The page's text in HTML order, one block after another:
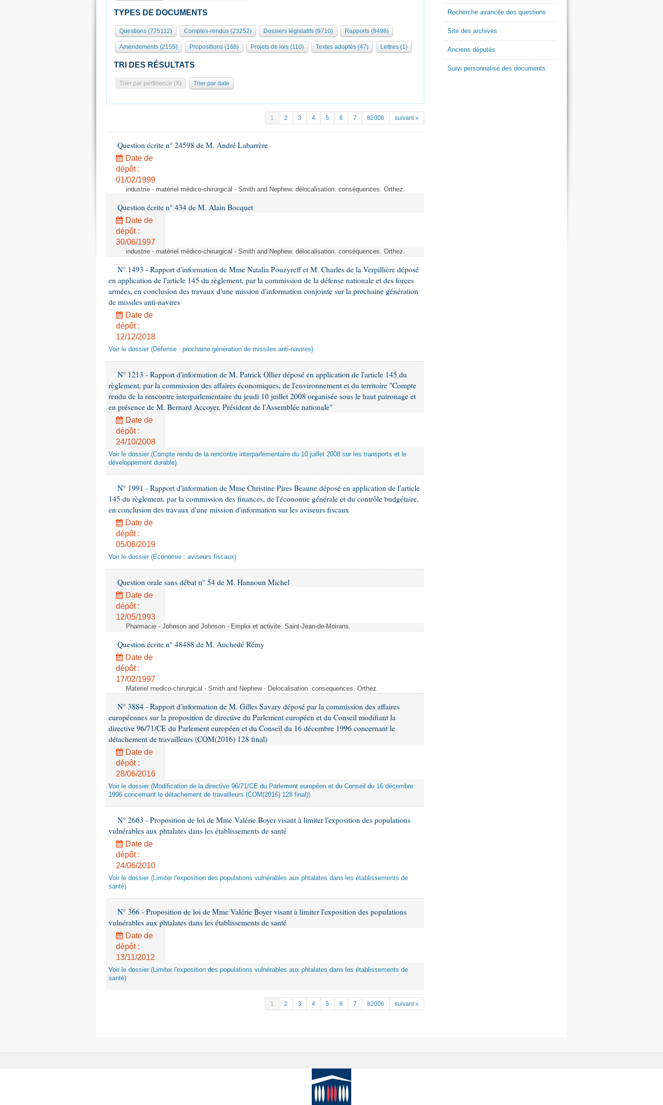
TYPES DE DOCUMENTS
Questions (775112) Comptes-rendus (23252) Dossiers législatifs (9710) Rapports (9498)
Amendements (2155) Propositions (168) Projets de lois (110) Textes adoptés (47) Lettres (1)
TRI DES RÉSULTATS
Trier par pertinence (X) Trier par date
1 2 3 4 5 6 7 82006 suivant »
Question écrite n° 24598 de M. André Labarrère
Date de
dépôt :
01/02/1999
industrie - matériel médico-chirurgical - Smith and Nephew. délocalisation. conséquences. Orthez.
Question écrite n° 434 de M. Alain Bocquet
Date de
dépôt :
30/06/1997
industrie - matériel médico-chirurgical - Smith and Nephew. délocalisation. conséquences. Orthez.
N° 1493 - Rapport d'information de Mme Natalia Pouzyreff et M. Charles de la Verpillière déposé
en application de l'article 145 du règlement, par la commission de la défense nationale et des forces
armées, en conclusion des travaux d'une mission d'information conjointe sur la prochaine génération
de missiles anti-navires
Date de
dépôt :
12/12/2018
Voir le dossier (Défense : prochaine génération de missiles anti-navires)
N° 1213 - Rapport d'information de M. Patrick Ollier déposé en application de l'article 145 du
règlement, par la commission des affaires économiques, de l'environnement et du territoire "Compte
rendu de la rencontre interparlementaire du jeudi 10 juillet 2008 organisée sous le haut patronage et
en présence de M. Bernard Accoyer, Président de l'Assemblée nationale"
Date de
dépôt :
24/10/2008
Voir le dossier (Compte rendu de la rencontre interparlementaire du 10 juillet 2008 sur les transports et le
développement durable)
N° 1991 - Rapport d'information de Mme Christine Pires Beaune déposé en application de l'article
145 du règlement, par la commission des finances, de l'économie générale et du contrôle budgétaire,
en conclusion des travaux d'une mission d'information sur les aviseurs fiscaux
Date de
dépôt :
05/06/2019
Voir le dossier (Economie : aviseurs fiscaux)
Question orale sans débat n° 54 de M. Hannoun Michel
Date de
dépôt :
12/05/1993
Pharmacie - Johnson and Johnson - Emploi et activite. Saint-Jean-de-Moirans.
Question écrite n° 48488 de M. Auchedé Rémy
Date de
dépôt :
17/02/1997
Materiel medico-chirurgical - Smith and Nephew - Delocalisation. consequences. Orthez.
N° 3884 - Rapport d'information de M. Gilles Savary déposé par la commission des affaires
européennes sur la proposition de directive du Parlement européen et du Conseil modifiant la
directive 96/71/CE du Parlement européen et du Conseil du 16 décembre 1996 concernant le
détachement de travailleurs (COM(2016) 128 final)
Date de
dépôt :
28/06/2016
Voir le dossier (Modification de la directive 96/71/CE du Parlement européen et du Conseil du 16 décembre
1996 concernant le détachement de travailleurs (COM(2016) 128 final))
N° 2663 - Proposition de loi de Mme Valérie Boyer visant à limiter l'exposition des populations
vulnérables aux phtalates dans les établissements de santé
Date de
dépôt :
24/06/2010
Voir le dossier (Limiter l'exposition des populations vulnérables aux phtalates dans les établissements de
santé)
N° 366 - Proposition de loi de Mme Valérie Boyer visant à limiter l'exposition des populations
vulnérables aux phtalates dans les établissements de santé
Date de
dépôt :
13/11/2012
Voir le dossier (Limiter l'exposition des populations vulnérables aux phtalates dans les établissements de
santé)
1 2 3 4 5 6 7 82006 suivant »
Recherche avancée des questions
Site des archives
Anciens députés
Suivi personnalisé des documents